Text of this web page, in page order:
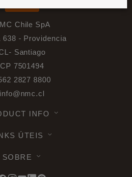
Chile SpA
638 - Providencia
Santiago
CP 7501494
2827 8800
info@nmc.cl
INFO
ÚTEIS
SOBRE